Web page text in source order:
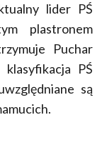
lider PŚ
plastronem
Puchar
PŚ
są